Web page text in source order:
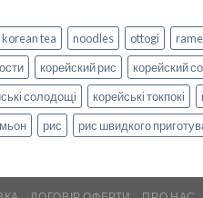
korean tea noodles ottogi
корейский рис корейский
солодощі корейські токпокі
рис рис швидкого